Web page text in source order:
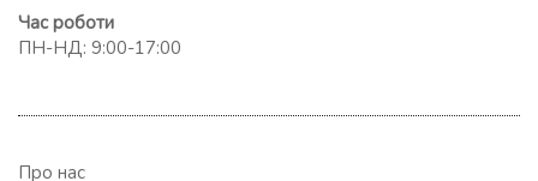
Час роботи
ПН-НД: 9:00-17:00
Про нас